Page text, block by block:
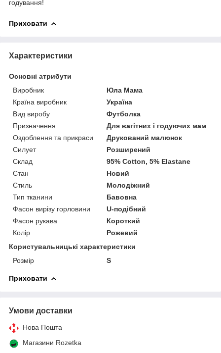
годування!
Приховати
Характеристики
Основні атрибути
Виробник
Юла Мама
Країна виробник
Україна
Вид виробу
Футболка
Призначення
Для вагітних і годуючих мам
Оздоблення та прикраси
Друкований малюнок
Силует
Розширений
Склад
95% Cotton, 5% Elastane
Стан
Новий
Стиль
Молодіжний
Тип тканини
Бавовна
Фасон вирізу горловини
U-подібний
Фасон рукава
Короткий
Колір
Рожевий
Користувальницькі характеристики
Розмір
S
Приховати
Умови доставки
Нова Пошта
Магазини Rozetka